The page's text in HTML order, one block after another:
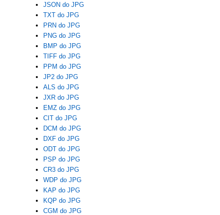
JSON do JPG
TXT do JPG
PRN do JPG
PNG do JPG
BMP do JPG
TIFF do JPG
PPM do JPG
JP2 do JPG
ALS do JPG
JXR do JPG
EMZ do JPG
CIT do JPG
DCM do JPG
DXF do JPG
ODT do JPG
PSP do JPG
CR3 do JPG
WDP do JPG
KAP do JPG
KQP do JPG
CGM do JPG